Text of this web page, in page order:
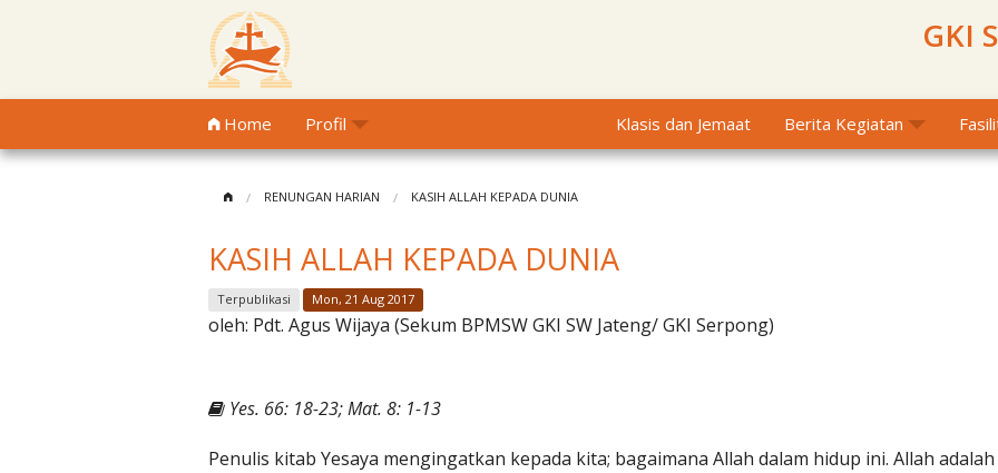
GKI
Home Profil Klasis dan Jemaat Berita Kegiatan
RENUNGAN HARIAN KASIH ALLAH KEPADA DUNIA
KASIH ALLAH KEPADA DUNIA
Terpublikasi Mon, 21 Aug 2017
oleh: Pdt. Agus Wijaya (Sekum BPMSW GKI SW Jateng/ GKI Serpong)
Yes. 66: 18-23; Mat. 8: 1-13
Penulis kitab Yesaya mengingatkan kepada kita; bagaimana Allah dalam hidup ini. Allah adalah